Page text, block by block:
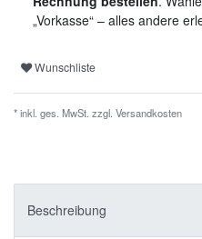
„Vorkasse“ – alles andere
Wunschliste
* inkl. ges. MwSt. zzgl. Versandkosten
Beschreibung